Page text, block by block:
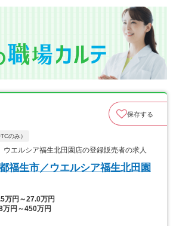
保存する
のみ）
エルシア福生北田園店の登録販売者の求人
福生市／ウエルシア福生北田園
万円～27.0万円
万円～450万円